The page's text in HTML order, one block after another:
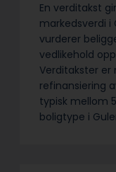
En verditakst
markedsverdi i
vurderer
vedlikehold
Verditakster er
refinansiering
typisk mellom
boligtype i